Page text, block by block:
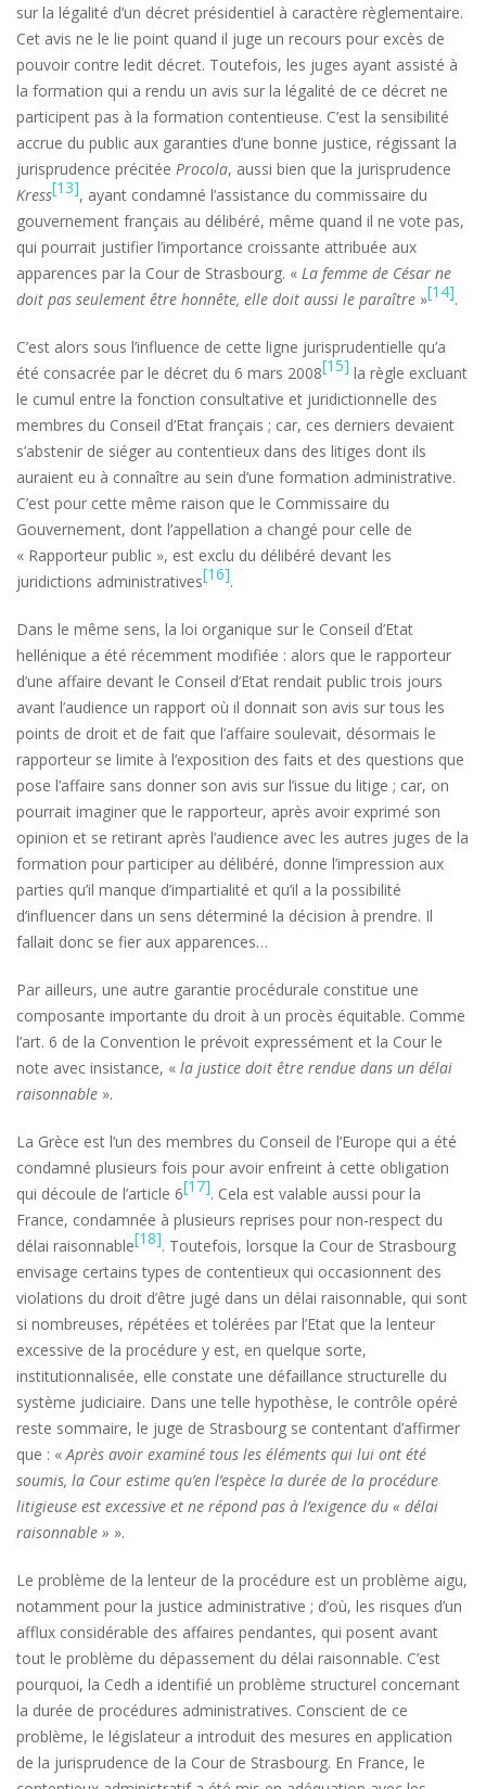
sur la légalité d’un décret présidentiel à caractère règlementaire.
Cet avis ne le lie point quand il juge un recours pour excès de
pouvoir contre ledit décret. Toutefois, les juges ayant assisté à
la formation qui a rendu un avis sur la légalité de ce décret ne
participent pas à la formation contentieuse. C’est la sensibilité
accrue du public aux garanties d’une bonne justice, régissant la
jurisprudence précitée Procola, aussi bien que la jurisprudence
Kress[13], ayant condamné l’assistance du commissaire du
gouvernement français au délibéré, même quand il ne vote pas,
qui pourrait justifier l’importance croissante attribuée aux
apparences par la Cour de Strasbourg. « La femme de César ne
doit pas seulement être honnête, elle doit aussi le paraître »[14].
C’est alors sous l’influence de cette ligne jurisprudentielle qu’a
été consacrée par le décret du 6 mars 2008[15] la règle excluant
le cumul entre la fonction consultative et juridictionnelle des
membres du Conseil d’Etat français ; car, ces derniers devaient
s’abstenir de siéger au contentieux dans des litiges dont ils
auraient eu à connaître au sein d’une formation administrative.
C’est pour cette même raison que le Commissaire du
Gouvernement, dont l’appellation a changé pour celle de
« Rapporteur public », est exclu du délibéré devant les
juridictions administratives[16].
Dans le même sens, la loi organique sur le Conseil d’Etat
hellénique a été récemment modifiée : alors que le rapporteur
d’une affaire devant le Conseil d’Etat rendait public trois jours
avant l’audience un rapport où il donnait son avis sur tous les
points de droit et de fait que l’affaire soulevait, désormais le
rapporteur se limite à l’exposition des faits et des questions que
pose l’affaire sans donner son avis sur l’issue du litige ; car, on
pourrait imaginer que le rapporteur, après avoir exprimé son
opinion et se retirant après l’audience avec les autres juges de la
formation pour participer au délibéré, donne l’impression aux
parties qu’il manque d’impartialité et qu’il a la possibilité
d’influencer dans un sens déterminé la décision à prendre. Il
fallait donc se fier aux apparences…
Par ailleurs, une autre garantie procédurale constitue une
composante importante du droit à un procès équitable. Comme
l’art. 6 de la Convention le prévoit expressément et la Cour le
note avec insistance, « la justice doit être rendue dans un délai
raisonnable ».
La Grèce est l’un des membres du Conseil de l’Europe qui a été
condamné plusieurs fois pour avoir enfreint à cette obligation
qui découle de l’article 6[17]. Cela est valable aussi pour la
France, condamnée à plusieurs reprises pour non-respect du
délai raisonnable[18]. Toutefois, lorsque la Cour de Strasbourg
envisage certains types de contentieux qui occasionnent des
violations du droit d’être jugé dans un délai raisonnable, qui sont
si nombreuses, répétées et tolérées par l’Etat que la lenteur
excessive de la procédure y est, en quelque sorte,
institutionnalisée, elle constate une défaillance structurelle du
système judiciaire. Dans une telle hypothèse, le contrôle opéré
reste sommaire, le juge de Strasbourg se contentant d’affirmer
que : «Après avoir examiné tous les éléments qui lui ont été
soumis, la Cour estime qu’en l’espèce la durée de la procédure
litigieuse est excessive et ne répond pas à l’exigence du « délai
raisonnable » ».
Le problème de la lenteur de la procédure est un problème aigu,
notamment pour la justice administrative ; d’où, les risques d’un
afflux considérable des affaires pendantes, qui posent avant
tout le problème du dépassement du délai raisonnable. C’est
pourquoi, la Cedh a identifié un problème structurel concernant
la durée de procédures administratives. Conscient de ce
problème, le législateur a introduit des mesures en application
de la jurisprudence de la Cour de Strasbourg. En France, le